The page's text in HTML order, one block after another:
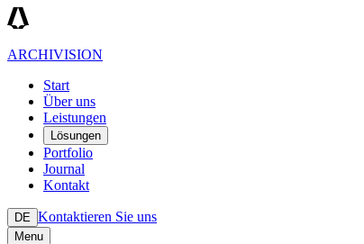
ARCHIVISION
Start
Über uns
Leistungen
Lösungen
Portfolio
Journal
Kontakt
DE Kontaktieren Sie uns
Menu